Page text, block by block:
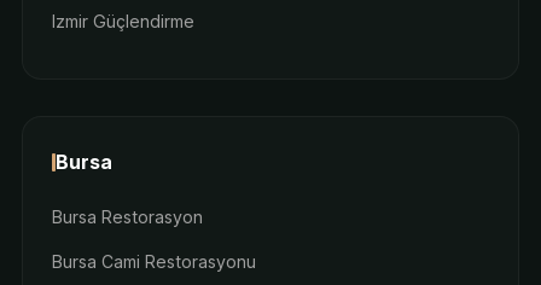
Izmir Güçlendirme
Bursa
Bursa Restorasyon
Bursa Cami Restorasyonu